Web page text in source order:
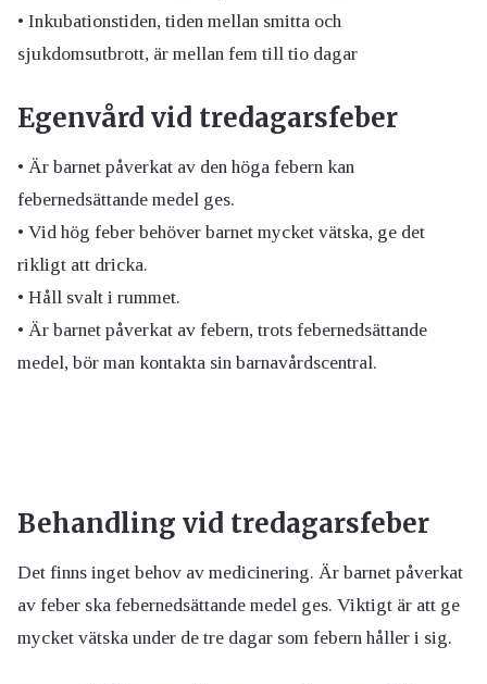
• Inkubationstiden, tiden mellan smitta och
sjukdomsutbrott, är mellan fem till tio dagar
Egenvård vid tredagarsfeber
• Är barnet påverkat av den höga febern kan
febernedsättande medel ges.
• Vid hög feber behöver barnet mycket vätska, ge det
rikligt att dricka.
• Håll svalt i rummet.
• Är barnet påverkat av febern, trots febernedsättande
medel, bör man kontakta sin barnavårdscentral.
Behandling vid tredagarsfeber
Det finns inget behov av medicinering. Är barnet påverkat
av feber ska febernedsättande medel ges. Viktigt är att ge
mycket vätska under de tre dagar som febern håller i sig.